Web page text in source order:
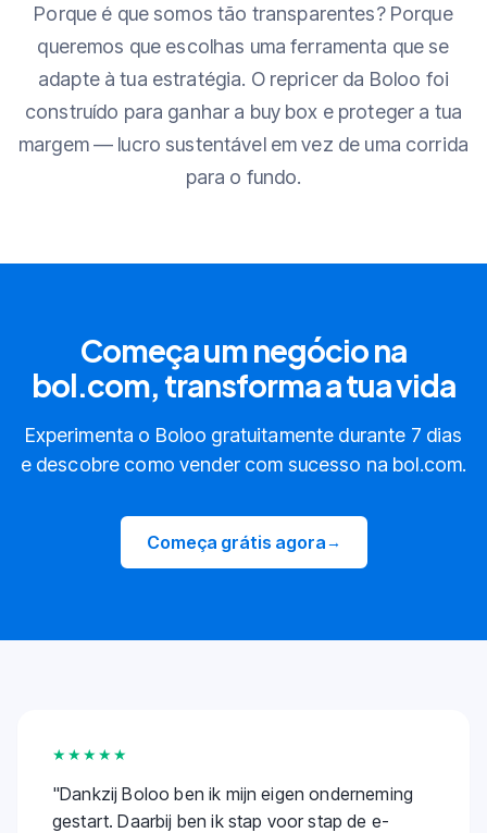
Porque é que somos tão transparentes? Porque
queremos que escolhas uma ferramenta que se
adapte à tua estratégia. O repricer da Boloo foi
construído para ganhar a buy box e proteger a tua
margem — lucro sustentável em vez de uma corrida
para o fundo.
Começa um negócio na
bol.com, transforma a tua vida
Experimenta o Boloo gratuitamente durante 7 dias
e descobre como vender com sucesso na bol.com.
Começa grátis agora→
★★★★★
"Dankzij Boloo ben ik mijn eigen onderneming
gestart. Daarbij ben ik stap voor stap de e-